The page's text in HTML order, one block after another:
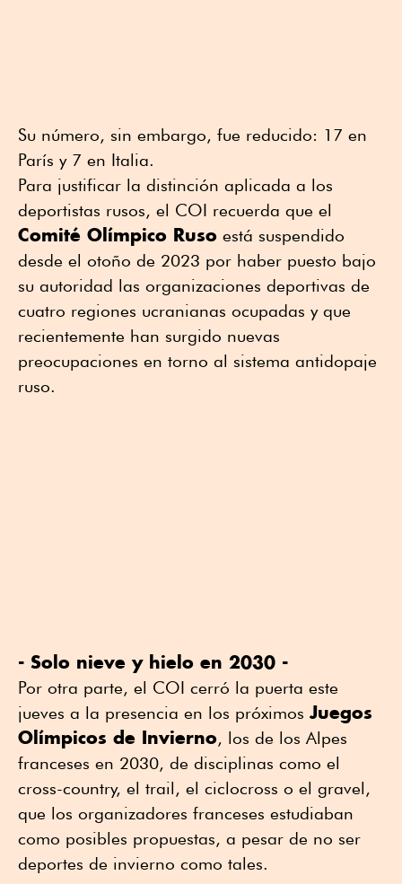
Su número, sin embargo, fue reducido: 17 en
París y 7 en Italia.
Para justificar la distinción aplicada a los
deportistas rusos, el COI recuerda que el
Comité Olímpico Ruso está suspendido
desde el otoño de 2023 por haber puesto bajo
su autoridad las organizaciones deportivas de
cuatro regiones ucranianas ocupadas y que
recientemente han surgido nuevas
preocupaciones en torno al sistema antidopaje
ruso.
- Solo nieve y hielo en 2030 -
Por otra parte, el COI cerró la puerta este
jueves a la presencia en los próximos Juegos
Olímpicos de Invierno, los de los Alpes
franceses en 2030, de disciplinas como el
cross-country, el trail, el ciclocross o el gravel,
que los organizadores franceses estudiaban
como posibles propuestas, a pesar de no ser
deportes de invierno como tales.